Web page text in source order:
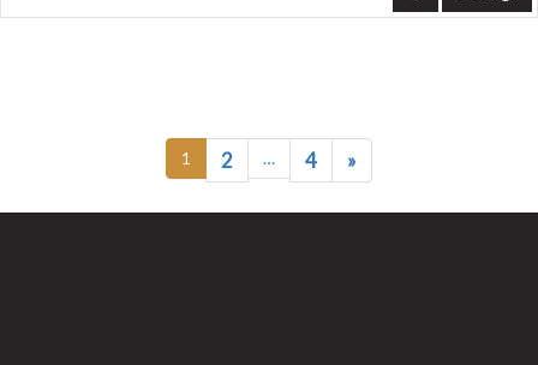
1 2 … 4 »